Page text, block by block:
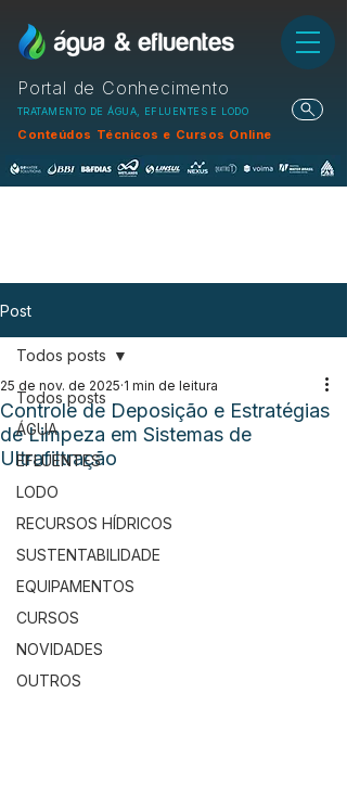
Portal de Conhecimento
TRATAMENTO DE ÁGUA, EFLUENTES E LODO
Conteúdos Técnicos e Cursos Online
Post
Todos posts
ÁGUA
EFLUENTES
LODO
RECURSOS HÍDRICOS
SUSTENTABILIDADE
EQUIPAMENTOS
CURSOS
NOVIDADES
OUTROS
Todos posts
Controle de Deposição e Estratégias
de Limpeza em Sistemas de
Ultrafiltração
25 de nov. de 2025 1 min de leitura